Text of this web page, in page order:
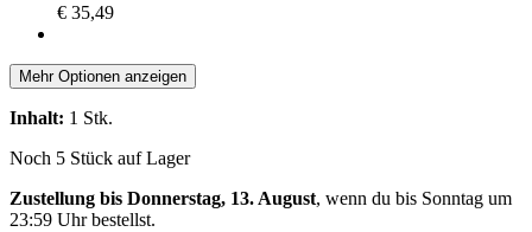
€ 35,49
Mehr Optionen anzeigen
Inhalt: 1 Stk.
Noch 5 Stück auf Lager
Zustellung bis Donnerstag, 13. August, wenn du bis Sonntag um
23:59 Uhrbestellst.